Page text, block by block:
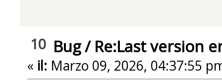
10 Bug/ Re:Last version
« il: Marzo 09, 2026, 04:37:55